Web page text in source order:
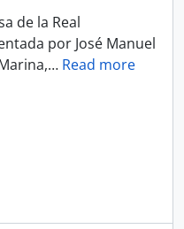
de la Real
por José Manuel
… Read more